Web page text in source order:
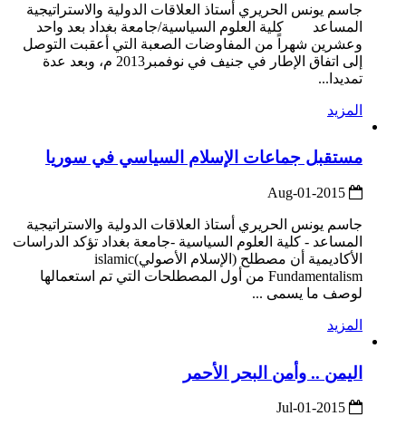
جاسم يونس الحريري أستاذ العلاقات الدولية والاستراتيجية
المساعد كلية العلوم السياسية/جامعة بغداد بعد واحد
وعشرين شهراً من المفاوضات الصعبة التي أعقبت التوصل
إلى اتفاق الإطار في جنيف في نوفمبر2013 م، وبعد عدة
تمديدا...
المزيد
مستقبل جماعات الإسلام السياسي في سوريا
جاسم يونس الحريري أستاذ العلاقات الدولية والاستراتيجية
المساعد - كلية العلوم السياسية -جامعة بغداد تؤكد الدراسات
الأكاديمية أن مصطلح (الإسلام الأصولي)islamic
Fundamentalism من أول المصطلحات التي تم استعمالها
لوصف ما يسمى ...
المزيد
اليمن .. وأمن البحر الأحمر